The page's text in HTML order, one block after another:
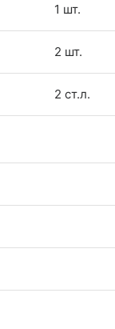
1 шт.
2 шт.
2 ст.л.